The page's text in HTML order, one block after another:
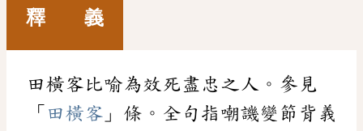
釋 義
田橫客比喻為效死盡忠之人。參見
「 田橫客 」條。全句指嘲譏變節背義